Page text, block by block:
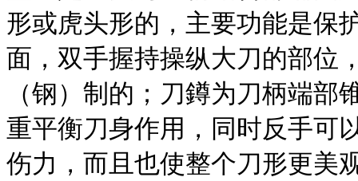
形或虎头形的，主要功能是保
面，双手握持操纵大刀的部位
（钢）制的；刀鐏为刀柄端部
重平衡刀身作用，同时反手可
伤力，而且也使整个刀形更美